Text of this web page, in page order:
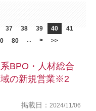
37 38 39 40
41
80 > >>
BPO・人材総合
の新規営業※2
掲載日： 2024/11/06